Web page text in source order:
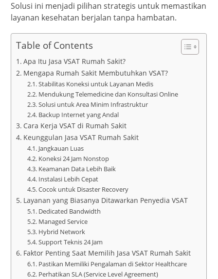
Solusi ini menjadi pilihan strategis untuk memastikan
layanan kesehatan berjalan tanpa hambatan.
Table of Contents
Apa Itu Jasa VSAT Rumah Sakit?
Mengapa Rumah Sakit Membutuhkan VSAT?
Stabilitas Koneksi untuk Layanan Medis
Mendukung Telemedicine dan Konsultasi Online
Solusi untuk Area Minim Infrastruktur
Backup Internet yang Andal
Cara Kerja VSAT di Rumah Sakit
Keunggulan Jasa VSAT Rumah Sakit
Jangkauan Luas
Koneksi 24 Jam Nonstop
Keamanan Data Lebih Baik
Instalasi Lebih Cepat
Cocok untuk Disaster Recovery
Layanan yang Biasanya Ditawarkan Penyedia VSAT
Dedicated Bandwidth
Managed Service
Hybrid Network
Support Teknis 24 Jam
Faktor Penting Saat Memilih Jasa VSAT Rumah Sakit
Pastikan Memiliki Pengalaman di Sektor Healthcare
Perhatikan SLA (Service Level Agreement)